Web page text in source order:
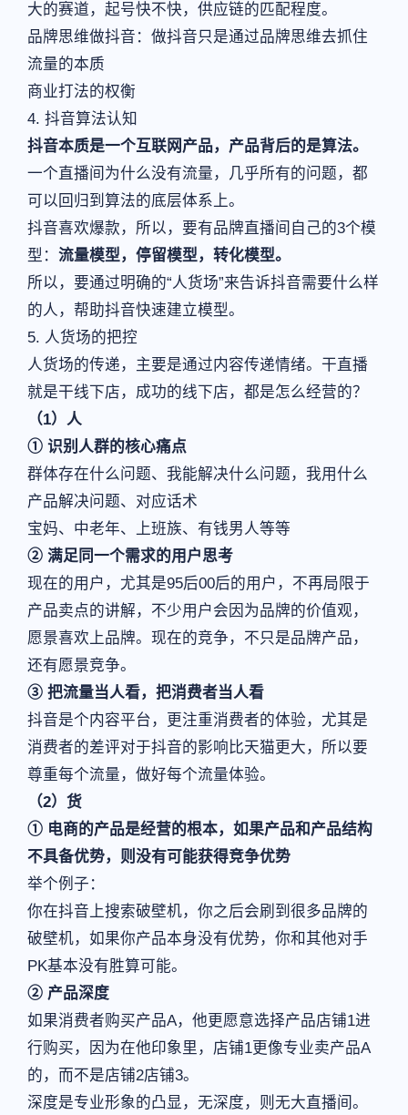
大的赛道，起号快不快，供应链的匹配程度。
品牌思维做抖音：做抖音只是通过品牌思维去抓住
流量的本质
商业打法的权衡
4. 抖音算法认知
抖音本质是一个互联网产品，产品背后的是算法。
一个直播间为什么没有流量，几乎所有的问题，都
可以回归到算法的底层体系上。
抖音喜欢爆款，所以，要有品牌直播间自己的3个模
型： 流量模型，停留模型，转化模型。
所以，要通过明确的“人货场”来告诉抖音需要什么样
的人，帮助抖音快速建立模型。
5. 人货场的把控
人货场的传递，主要是通过内容传递情绪。干直播
就是干线下店，成功的线下店，都是怎么经营的？
（1）人
① 识别人群的核心痛点
群体存在什么问题、我能解决什么问题，我⽤什么
产品解决问题、对应话术
宝妈、中⽼年、上班族、有钱男⼈等等
② 满足同一个需求的用户思考
现在的用户，尤其是95后00后的用户，不再局限于
产品卖点的讲解，不少用户会因为品牌的价值观，
愿景喜欢上品牌。现在的竞争，不只是品牌产品，
还有愿景竞争。
③ 把流量当人看，把消费者当人看
抖音是个内容平台，更注重消费者的体验，尤其是
消费者的差评对于抖音的影响比天猫更大，所以要
尊重每个流量，做好每个流量体验。
（2）货
① 电商的产品是经营的根本，如果产品和产品结构
不具备优势，则没有可能获得竞争优势
举个例子：
你在抖音上搜索破壁机，你之后会刷到很多品牌的
破壁机，如果你产品本身没有优势，你和其他对手
PK基本没有胜算可能。
② 产品深度
如果消费者购买产品A，他更愿意选择产品店铺1进
行购买，因为在他印象里，店铺1更像专业卖产品A
的，而不是店铺2店铺3。
深度是专业形象的凸显，无深度，则无大直播间。